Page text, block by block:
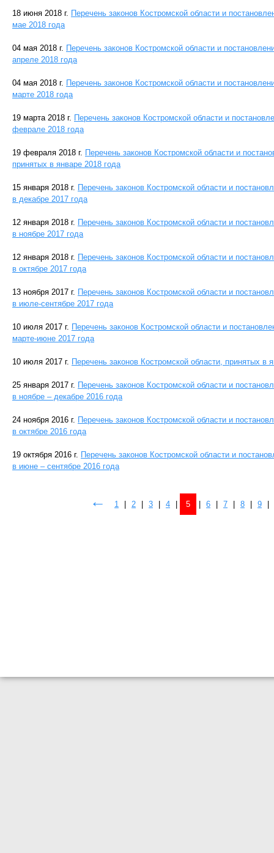
18 июня 2018 г. Перечень законов Костромской области и
мае 2018 года
04 мая 2018 г. Перечень законов Костромской области и
апреле 2018 года
04 мая 2018 г. Перечень законов Костромской области и
марте 2018 года
19 марта 2018 г. Перечень законов Костромской области и
феврале 2018 года
19 февраля 2018 г. Перечень законов Костромской области и
принятых в январе 2018 года
15 января 2018 г. Перечень законов Костромской области и
в декабре 2017 года
12 января 2018 г. Перечень законов Костромской области и
в ноябре 2017 года
12 января 2018 г. Перечень законов Костромской области и
в октябре 2017 года
13 ноября 2017 г. Перечень законов Костромской области и
в июле-сентябре 2017 года
10 июля 2017 г. Перечень законов Костромской области и
марте-июне 2017 года
10 июля 2017 г. Перечень законов Костромской области, принятых в
25 января 2017 г. Перечень законов Костромской области и
в ноябре – декабре 2016 года
24 ноября 2016 г. Перечень законов Костромской области и
в октябре 2016 года
19 октября 2016 г. Перечень законов Костромской области и
в июне – сентябре 2016 года
← 1 | 2 | 3 | 4 | 5 | 6 | 7 | 8 | 9 |